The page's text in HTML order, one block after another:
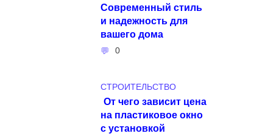
Современный стиль
и надежность для
вашего дома
0
СТРОИТЕЛЬСТВО
От чего зависит цена
на пластиковое окно
с установкой